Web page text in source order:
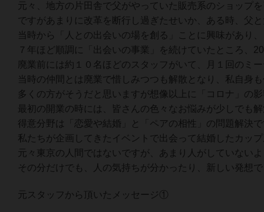
元々、地方の片田舎で父がやっていた販売系のショップ
ですがあまりに改革を断行し過ぎたせいか、ある時、父
当時から「人との出会いの場を創る」ことに興味があり
７年ほど順調に「出会いの事業」を続けていたところ、
廃業前には約１０名ほどのスタッフがいて、月１回のミ
当時の仲間とは廃業で惜しみつつも解散となり、私自身
多くの方がそうだと思いますが想像以上に「コロナ」の
最初の開業の時には、皆さんの色々なお悩みが少しでも
得意分野は「恋愛や結婚」と「ペアの相性」の問題解決
私たちが企画してきたイベントで出会って結婚したカッ
元々東京の人間ではないですが、あまり人がしていない
その分だけでも、人の気持ちが分かったり、新しい発想
元スタッフから頂いたメッセージ①